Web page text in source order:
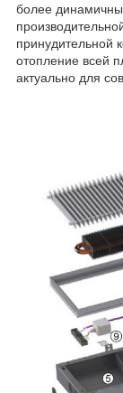
более
принудительной
отопление всей
актуально для